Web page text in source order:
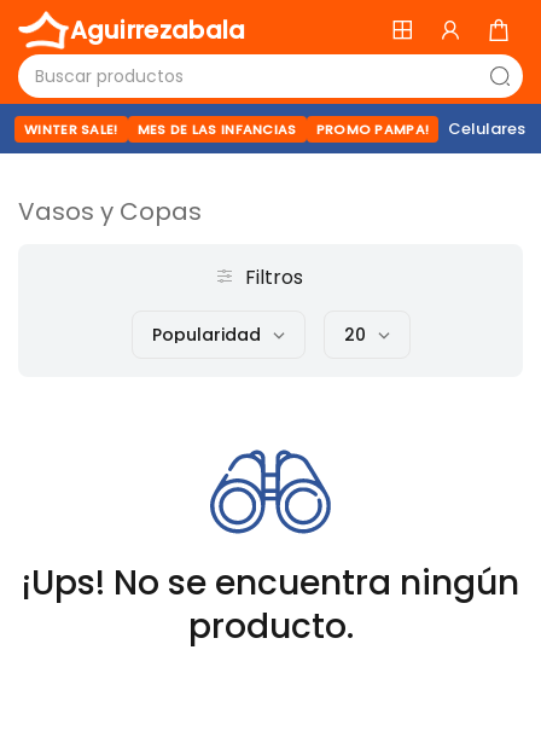
Aguirrezabala
WINTER SALE! MES DE LAS INFANCIAS PROMO PAMPA! Celulares
Vasos y Copas
Filtros
Popularidad 20
¡Ups! No se encuentra ningún
producto.